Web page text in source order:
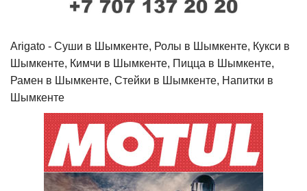
Arigato - Cуши в Шымкенте, Ролы в Шымкенте, Кукси в
Шымкенте, Кимчи в Шымкенте, Пицца в Шымкенте,
Рамен в Шымкенте, Стейки в Шымкенте, Напитки в
Шымкенте